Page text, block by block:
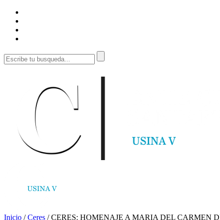
Inicio /Ceres /CERES: HOMENAJE A MARIA DEL CARMEN